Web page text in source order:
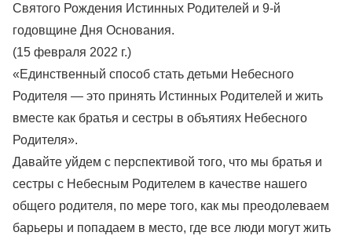
Святого Рождения Истинных Родителей и 9-й
годовщине Дня Основания.
(15 февраля 2022 г.)
«Единственный способ стать детьми Небесного
Родителя — это принять Истинных Родителей и жить
вместе как братья и сестры в объятиях Небесного
Родителя».
Давайте уйдем с перспективой того, что мы братья и
сестры с Небесным Родителем в качестве нашего
общего родителя, по мере того, как мы преодолеваем
барьеры и попадаем в место, где все люди могут жить